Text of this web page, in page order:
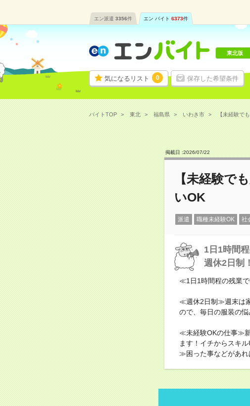
エン派遣 3356件 エン バイト 6373件
気になるリスト 0 保存した希望条件
東北版
バイトTOP 東北 福島県 いわき市 【未経験で
掲載日 :2026/07/22
【未経験で
いOK
派遣 職種未経験OK 社
1日1時間
週休2日制！
≪1日1時間程の残業
≪週休2日制≫週末は
ので、毎日の服装の悩
≪未経験OKの仕事≫新
ます！イチからスキ
≫困った事などがあれ